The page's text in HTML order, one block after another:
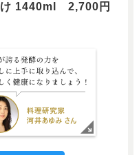
け 1440ml 2,700円